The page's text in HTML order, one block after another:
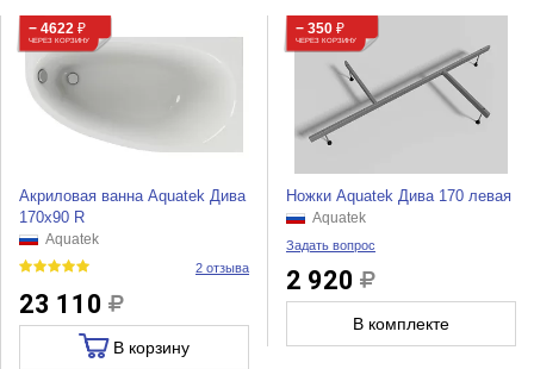
− 4622 ₽
ЧЕРЕЗ КОРЗИНУ
Акриловая ванна Aquatek Дива
170х90 R
Aquatek
2 отзыва
23 110
В корзину
− 350 ₽
ЧЕРЕЗ КОРЗИНУ
Ножки Aquatek Дива 170 левая
Aquatek
Задать вопрос
2 920
В комплекте